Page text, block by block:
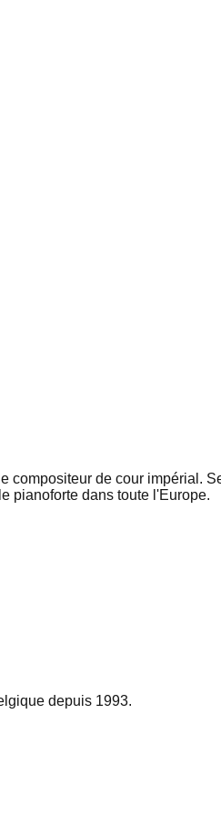
de cour impérial.
pianoforte dans toute l'Europe.
depuis 1993.